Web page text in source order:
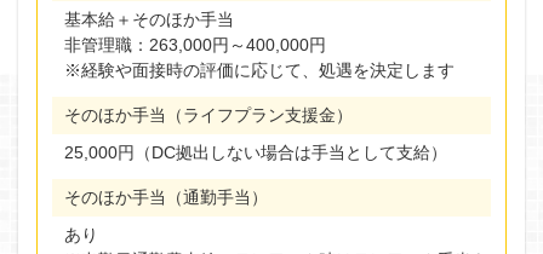
基本給＋そのほか手当
非管理職：263,000円～400,000円
※経験や面接時の評価に応じて、処遇を決定します
そのほか手当（ライフプラン支援金）
25,000円（DC拠出しない場合は手当として支給）
そのほか手当（通勤手当）
あり